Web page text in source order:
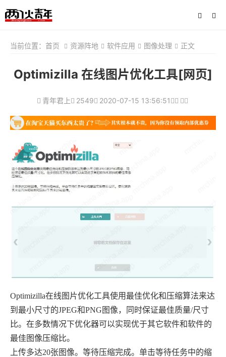
当前位置： 首页 资源阵地 软件应用 图像处理 正文
Optimizilla 在线图片优化工具[网页]
青年君上 2549 2020-07-15 13:56:51
Optimizilla在线图片优化工具使用最佳优化和压缩算法来达
到最小尺寸的JPEG和PNG图像，同时保证最佳质量/尺寸
比。在多数情况下优化器可以实现优于其它软件和软件的
最佳图像压缩比。
上传多达20张图像。等待压缩完成。单击等待任务中的缩